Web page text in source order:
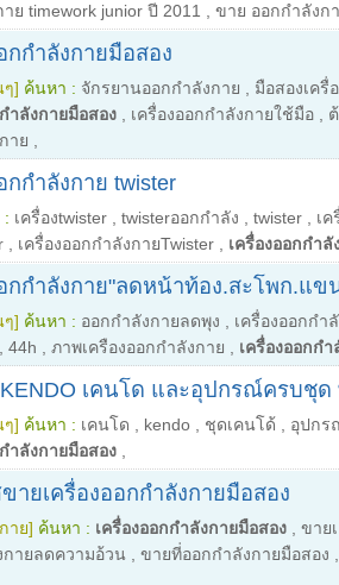
ย timework junior ปี 2011
ขาย ออกกำลังก
กกำลังกายมือสอง
] ค้นหา : จักรยานออกกำลังกาย
มือสองเครื่
ำลังกายมือสอง
เครื่องออกกำลังกายใช้มือ
าย
กกำลังกาย twister
: เครื่องtwister twisterออกกำลัง twister
เ
เครื่องออกกำลังกายTwister เครื่องออกกำลั
กกำลังกาย"ลดหน้าท้อง.สะโพก.แข
] ค้นหา : ออกกําลังกายลดพุง
เครื่องออกกํา
44h ภาพเครืองออกกำลังกาย เครื่องออกก
เคนโด และอุปกรณ์ครบชุด
] ค้นหา : เคนโด kendo ชุดเคนโด้
อุปกร
ำลังกายมือสอง
ายเครื่องออกกำลังกายมือสอง
าย] ค้นหา : เครื่องออกกำลังกายมือสอง
ขาย
กายลดความอ้วน ขายที่ออกกำลังกายมือสอง